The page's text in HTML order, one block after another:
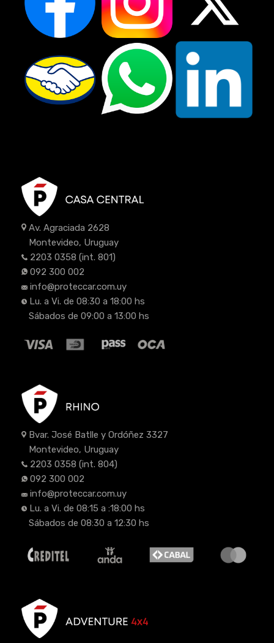
Av. Agraciada 2628
Montevideo, Uruguay
2203 0358 (int. 801)
092 300 002
info@proteccar.com.uy
Lu. a Vi. de 08:30 a 18:00 hs
Sábados de 09:00 a 13:00 hs
Bvar. José Batlle y Ordóñez 3327
Montevideo, Uruguay
2203 0358 (int. 804)
092 300 002
info@proteccar.com.uy
Lu. a Vi. de 08:15 a :18:00 hs
Sábados de 08:30 a 12:30 hs